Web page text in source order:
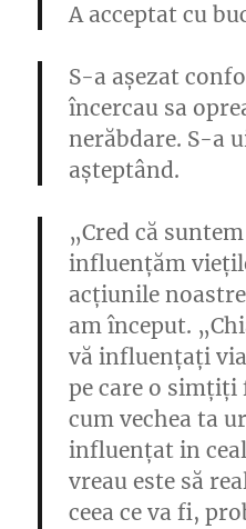
A acceptat cu
S-a așezat
încercau sa
nerăbdare. S-a
așteptând.
„Cred că
influențăm
acțiunile
am început.
vă influențați
pe care o simțiți
cum vechea ta
influențat in
vreau este să
ceea ce va fi,